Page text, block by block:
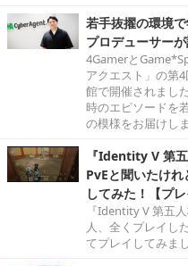
若手抜擢の環境
プロデューサー
4Gamerと
アクエスト」の第
館で開催されまし
時のエピソードを
の模様をお届けしま
『Identity V 第
PvEと聞いたけ
してみた！【プレ
『Identity V 第五
人、全くプレイし
てプレイしてみま